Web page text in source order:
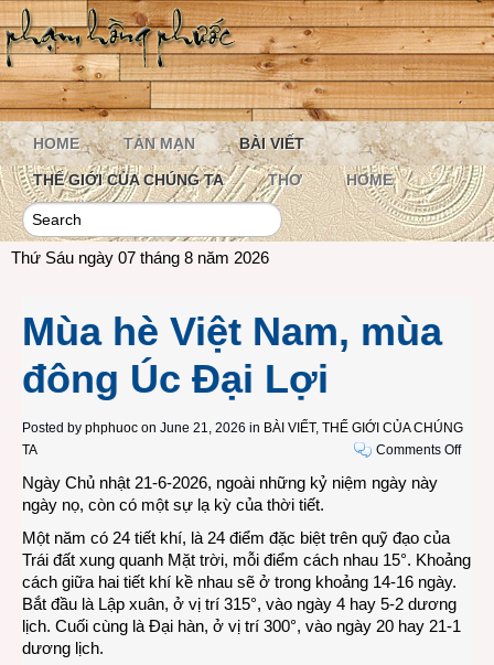
HOME TẢN MẠN BÀI VIẾT
THẾ GIỚI CỦA CHÚNG TA THƠ HOME
Thứ Sáu ngày 07 tháng 8 năm 2026
Mùa hè Việt Nam, mùa
đông Úc Đại Lợi
Posted by phphuoc on June 21, 2026 in BÀI VIẾT, THẾ GIỚI CỦA CHÚNG
TA
Comments Offon
mùa
Ngày Chủ nhật 21-6-2026, ngoài những kỷ niệm ngày này
ngày nọ, còn có một sự lạ kỳ của thời tiết.
Một năm có 24 tiết khí, là 24 điểm đặc biệt trên quỹ đạo của
Trái đất xung quanh Mặt trời, mỗi điểm cách nhau 15°. Khoảng
cách giữa hai tiết khí kề nhau sẽ ở trong khoảng 14-16 ngày.
Bắt đầu là Lập xuân, ở vị trí 315°, vào ngày 4 hay 5-2 dương
lịch. Cuối cùng là Đại hàn, ở vị trí 300°, vào ngày 20 hay 21-1
dương lịch.